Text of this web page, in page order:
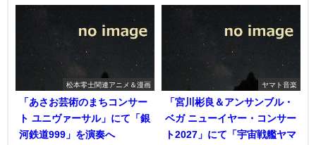
松本零士関連アニメ＆漫画
「あさお芸術のまちコンサー
ト ユニヴァーサル」にて「銀
河鉄道999」を演奏へ
ヤマト音楽
「宮川彬良＆アンサンブル・
ベガ ニューイヤー・コンサー
ト2027」にて「宇宙戦艦ヤマ